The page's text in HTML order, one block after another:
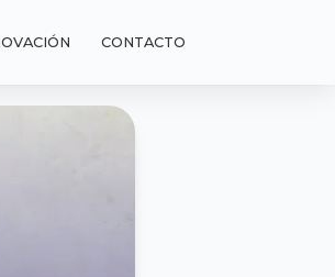
CONTACTO